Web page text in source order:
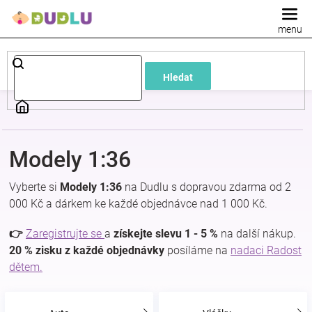
Hledat
Dětské
a
kojenecké
oblečení
Pokojíček
a
kojenecká
Modely 1:36
Vyberte si Modely 1:36 na Dudlu s dopravou zdarma od 2
000 Kč a dárkem ke každé objednávce nad 1 000 Kč.
👉 Zaregistrujte se a získejte slevu 1 - 5 % na další nákup.
20 % zisku z každé objednávky posíláme na nadaci Radost
dětem.